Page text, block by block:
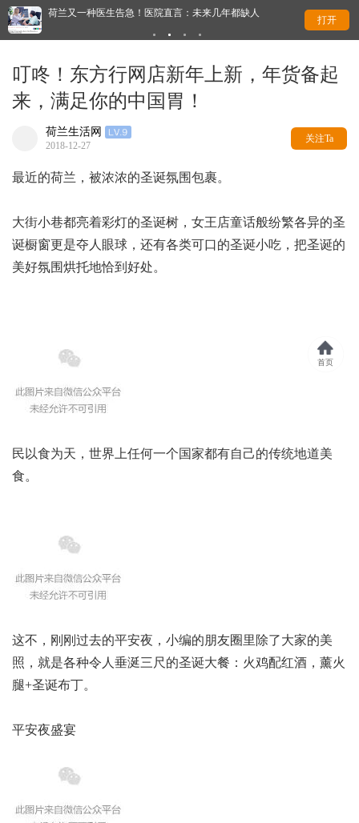
荷兰又一种医生告急！医院直言：未来几年都缺人 移
打开
叮咚！东方行网店新年上新，年货备起
来，满足你的中国胃！
荷兰生活网
2018-12-27
关注Ta
最近的荷兰，被浓浓的圣诞氛围包裹。
大街小巷都亮着彩灯的圣诞树，女王店童话般纷繁各异的圣
诞橱窗更是夺人眼球，还有各类可口的圣诞小吃，把圣诞的
美好氛围烘托地恰到好处。
民以食为天，世界上任何一个国家都有自己的传统地道美
食。
这不，刚刚过去的平安夜，小编的朋友圈里除了大家的美
照，就是各种令人垂涎三尺的圣诞大餐：火鸡配红酒，薰火
腿+圣诞布丁。
平安夜盛宴
首页